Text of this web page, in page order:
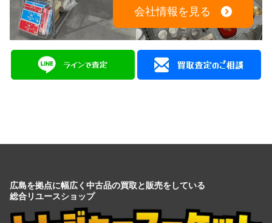
会社情報を見る
広島を拠点に幅広く中古品の買取と販売をしている
総合リユースショップ